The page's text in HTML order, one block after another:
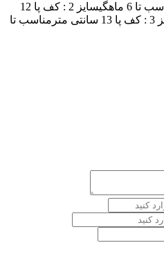
سایز 1 : کف پا 11 سانتی مترمناسب تا 6 ماهگیسایز 2 : کف پا 12
سانتی مترمناسب تا 9 ماهگیسایز 3 : کف پا 13 سانتی مترمناسب تا